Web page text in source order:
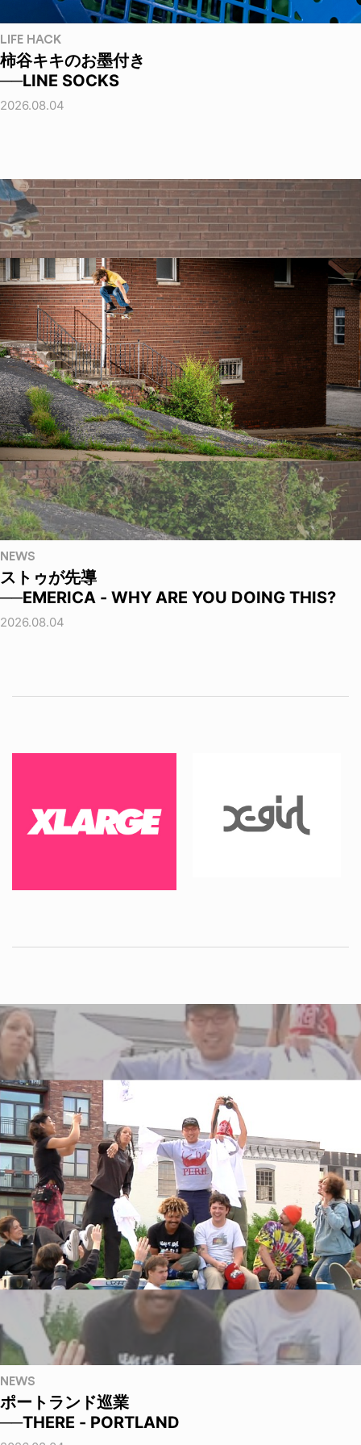
LIFE HACK
柿谷キキのお墨付き
──LINE SOCKS
2026.08.04
NEWS
ストゥが先導
──EMERICA - WHY ARE YOU DOING THIS?
2026.08.04
NEWS
ポートランド巡業
──THERE - PORTLAND